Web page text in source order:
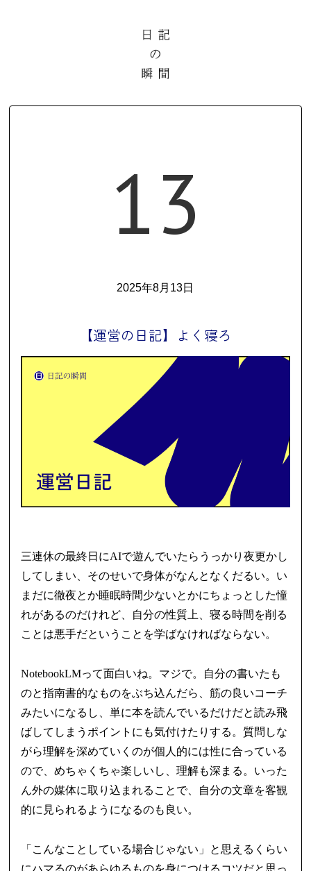
13
2025年8月13日
【運営の日記】よく寝ろ
三連休の最終日にAIで遊んでいたらうっかり夜更かし
してしまい、そのせいで身体がなんとなくだるい。い
まだに徹夜とか睡眠時間少ないとかにちょっとした憧
れがあるのだけれど、自分の性質上、寝る時間を削る
ことは悪手だということを学ばなければならない。
NotebookLMって面白いね。マジで。自分の書いたも
のと指南書的なものをぶち込んだら、筋の良いコーチ
みたいになるし、単に本を読んでいるだけだと読み飛
ばしてしまうポイントにも気付けたりする。質問しな
がら理解を深めていくのが個人的には性に合っている
ので、めちゃくちゃ楽しいし、理解も深まる。いった
ん外の媒体に取り込まれることで、自分の文章を客観
的に見られるようになるのも良い。
「こんなことしている場合じゃない」と思えるくらい
にハマるのがあらゆるものを身につけるコツだと思っ